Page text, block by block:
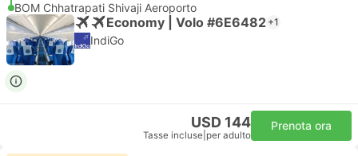
BOM Chhatrapati Shivaji Aeroporto
Economy | Volo #6E6482 +1
IndiGo
USD 144
Tasse incluse per adulto
Prenota ora